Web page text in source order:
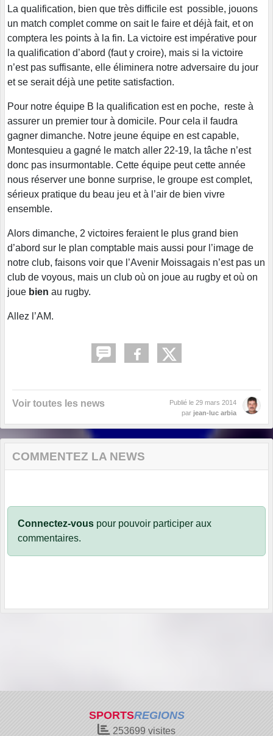
La qualification, bien que très difficile est possible, jouons
un match complet comme on sait le faire et déjà fait, et on
comptera les points à la fin. La victoire est impérative pour
la qualification d’abord (faut y croire), mais si la victoire
n’est pas suffisante, elle éliminera notre adversaire du jour
et se serait déjà une petite satisfaction.
Pour notre équipe B la qualification est en poche, reste à
assurer un premier tour à domicile. Pour cela il faudra
gagner dimanche. Notre jeune équipe en est capable,
Montesquieu a gagné le match aller 22-19, la tâche n’est
donc pas insurmontable. Cette équipe peut cette année
nous réserver une bonne surprise, le groupe est complet,
sérieux pratique du beau jeu et à l’air de bien vivre
ensemble.
Alors dimanche, 2 victoires feraient le plus grand bien
d’abord sur le plan comptable mais aussi pour l’image de
notre club, faisons voir que l’Avenir Moissagais n’est pas un
club de voyous, mais un club où on joue au rugby et où on
joue bien au rugby.
Allez l’AM.
Voir toutes les news Publié le 29 mars 2014
par jean-luc arbia
COMMENTEZ LA NEWS
Connectez-vous pour pouvoir participer aux
commentaires.
SPORTSREGIONS
253699 visites